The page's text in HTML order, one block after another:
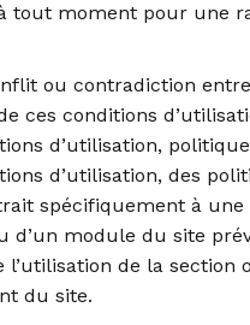
tout moment pour une
ou contradiction
ces conditions
d’utilisation,
d’utilisation, des
spécifiquement à une
d’un module du site
l’utilisation de la section
du site.